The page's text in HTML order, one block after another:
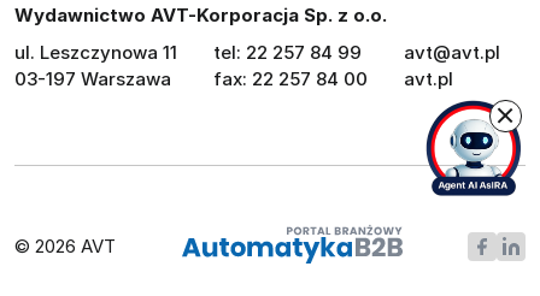
Wydawnictwo AVT-Korporacja Sp. z o.o.
ul. Leszczynowa 11
03-197 Warszawa
tel: 22 257 84 99
fax: 22 257 84 00
avt@avt.pl
avt.pl
© 2026 AVT